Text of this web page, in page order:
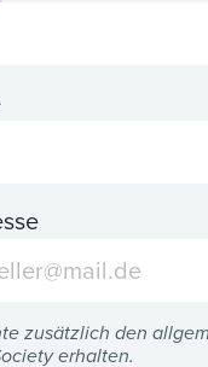
zusätzlich den
erhalten.